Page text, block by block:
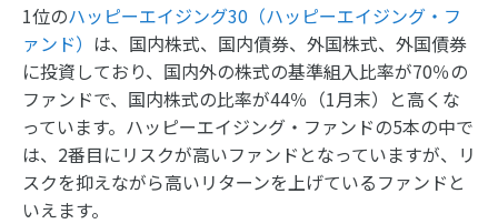
1位のハッピーエイジング30（ハッピーエイジング・フ
ァンド） は、国内株式、国内債券、外国株式、外国債券
に投資しており、国内外の株式の基準組入比率が70％の
ファンドで、国内株式の比率が44％（1月末）と高くな
っています。ハッピーエイジング・ファンドの5本の中で
は、2番目にリスクが高いファンドとなっていますが、リ
スクを抑えながら高いリターンを上げているファンドと
いえます。